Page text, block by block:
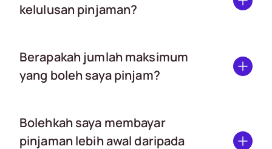
kelulusan pinjaman?
Berapakah jumlah maksimum
yang boleh saya pinjam?
Bolehkah saya membayar
pinjaman lebih awal daripada